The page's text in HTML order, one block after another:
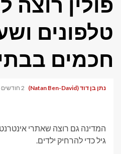
פולין רוצה
טלפונים
חכמים
נתן בן דוד (Natan Ben-David) 2 חודשים ago
המדינה גם רוצה שאתרי
גיל כדי להרחיק ילדים.